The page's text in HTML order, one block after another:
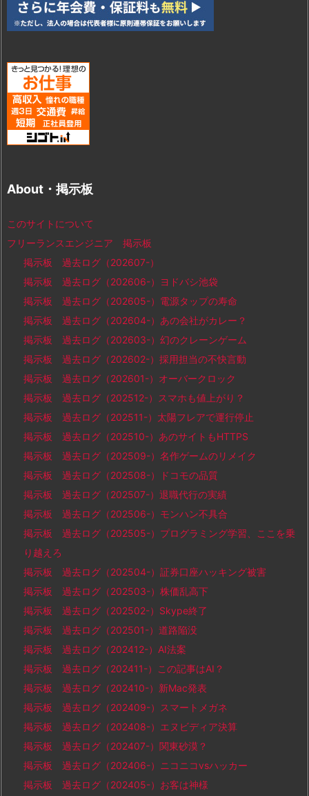
About・掲示板
このサイトについて
フリーランスエンジニア 掲示板
掲示板 過去ログ（202607-）
掲示板 過去ログ（202606-）ヨドバシ池袋
掲示板 過去ログ（202605-）電源タップの寿命
掲示板 過去ログ（202604-）あの会社がカレー？
掲示板 過去ログ（202603-）幻のクレーンゲーム
掲示板 過去ログ（202602-）採用担当の不快言動
掲示板 過去ログ（202601-）オーバークロック
掲示板 過去ログ（202512-）スマホも値上がり？
掲示板 過去ログ（202511-）太陽フレアで運行停止
掲示板 過去ログ（202510-）あのサイトもHTTPS
掲示板 過去ログ（202509-）名作ゲームのリメイク
掲示板 過去ログ（202508-）ドコモの品質
掲示板 過去ログ（202507-）退職代行の実績
掲示板 過去ログ（202506-）モンハン不具合
掲示板 過去ログ（202505-）プログラミング学習、ここを乗
り越えろ
掲示板 過去ログ（202504-）証券口座ハッキング被害
掲示板 過去ログ（202503-）株価乱高下
掲示板 過去ログ（202502-）Skype終了
掲示板 過去ログ（202501-）道路陥没
掲示板 過去ログ（202412-）AI法案
掲示板 過去ログ（202411-）この記事はAI？
掲示板 過去ログ（202410-）新Mac発表
掲示板 過去ログ（202409-）スマートメガネ
掲示板 過去ログ（202408-）エヌビディア決算
掲示板 過去ログ（202407-）関東砂漠？
掲示板 過去ログ（202406-）ニコニコvsハッカー
掲示板 過去ログ（202405-）お客は神様